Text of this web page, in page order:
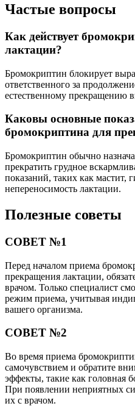
Частые вопросы
Как действует
лактации?
Бромокриптин блокирует
ответственного за
естественному прекращению
Каковы основные
бромокриптина для
Бромокриптин обычно
прекратить грудное
показаний, таких как мастит,
непереносимость лактации.
Полезные советы
СОВЕТ №1
Перед началом приема
прекращения лактации,
врачом. Только специалист
режим приема, учитывая
вашего организма.
СОВЕТ №2
Во время приема
самочувствием и обратите
эффекты, такие как головная
При появлении неприятных
их с врачом.